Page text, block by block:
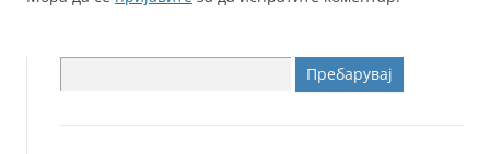
за: